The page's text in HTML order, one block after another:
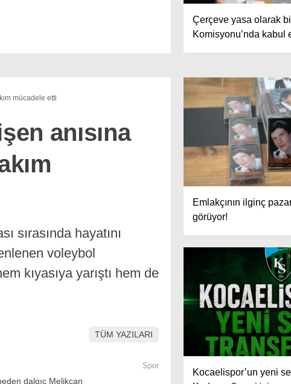
Çerçeve yasa olarak
Komisyonu’nda kabul
mücadele etti
anısına
sırasında hayatını
voleybol
kıyasıya yarıştı hem de
TÜM YAZILARI
Spor
Emlakçının ilginç
görüyor!
Kocaelispor’un yeni